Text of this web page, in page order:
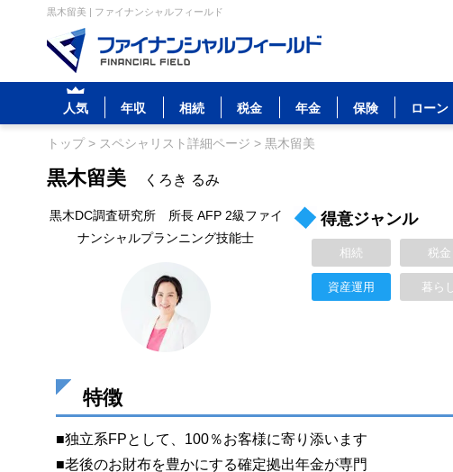
黒木留美 | ファイナンシャルフィールド
人気 年収 相続 税金 年金 保険 ローン
トップ> スペシャリスト詳細ページ > 黒木留美
黒木留美 くろき るみ
黒木DC調査研究所 所長 AFP 2級ファイ
ナンシャルプランニング技能士
得意ジャンル
相続 税金
資産運用 暮らし
特徴
■独立系FPとして、100％お客様に寄り添います
■老後のお財布を豊かにする確定拠出年金が専門